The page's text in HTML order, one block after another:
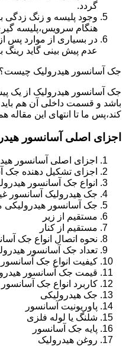
گردد.
وجود پلیسه و زنگ زدگی
هنگام سرویس،پلیسه
در بسیاری از موارد پس
عدم پیش بینی گاید
جک آسانسور هیدرولیک چیست؟
جک آسانسور هیدرولیک از یک
باشد و قسمت داخلی آن هم
کند،پس ما تا انتهای این مقاله
اجزای اصلی آسانسور
اجزای اصلی آسانسور
اجزای تشکیل دهنده جک
انواع جک آسانسور
جک هیدرولیک آسانسور
جک آسانسور هیدرولیکی
مستقیم از زیر
مستقیم از کنار
نحوه اتصال انواع جک
تعداد جک آسانسور
کیفیت انواع جک آسانسور
قیمت جک آسانسور
کاربرد انواع جک
جک هیدرولیکی
پاوریونیت آسانسور
شلنگ یا لوله فلزی
پایه جک آسانسور
روغن هیدرولیک